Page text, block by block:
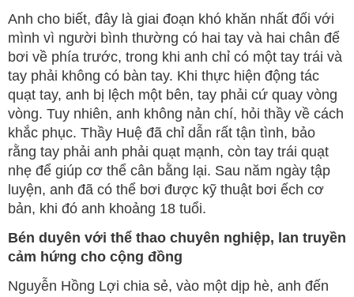
Anh cho biết, đây là giai đoạn khó khăn nhất đối với
mình vì người bình thường có hai tay và hai chân để
bơi về phía trước, trong khi anh chỉ có một tay trái và
tay phải không có bàn tay. Khi thực hiện động tác
quạt tay, anh bị lệch một bên, tay phải cứ quay vòng
vòng. Tuy nhiên, anh không nản chí, hỏi thầy về cách
khắc phục. Thầy Huệ đã chỉ dẫn rất tận tình, bảo
rằng tay phải anh phải quạt mạnh, còn tay trái quạt
nhẹ để giúp cơ thể cân bằng lại. Sau năm ngày tập
luyện, anh đã có thể bơi được kỹ thuật bơi ếch cơ
bản, khi đó anh khoảng 18 tuổi.
Bén duyên với thể thao chuyên nghiệp, lan truyền
cảm hứng cho cộng đồng
Nguyễn Hồng Lợi chia sẻ, vào một dịp hè, anh đến